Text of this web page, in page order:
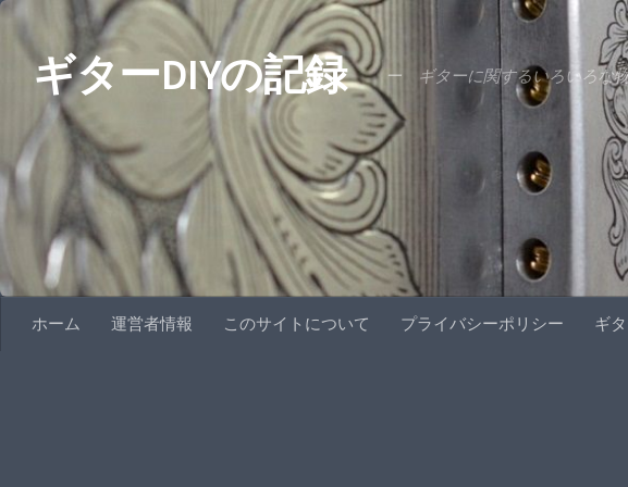
コンテンツへスキップ
ギターDIYの記録 ー ギターに関するいろいろな
ホーム 運営者情報 このサイトについて プライバシーポリシー ギ